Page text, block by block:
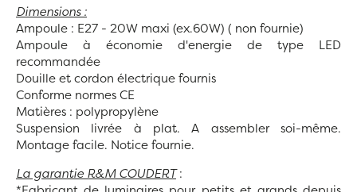
Dimensions :
Ampoule : E27 - 20W maxi (ex.60W) ( non fournie)
Ampoule à économie d'energie de type LED
recommandée
Douille et cordon électrique fournis
Conforme normes CE
Matières : polypropylène
Suspension livrée à plat. A assembler soi-même.
Montage facile. Notice fournie.
La garantie R&M COUDERT: